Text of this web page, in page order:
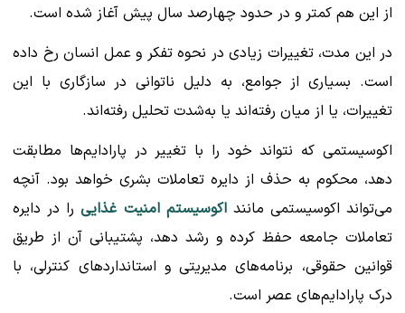
از این هم کمتر و در حدود چهارصد سال پیش آغاز شده است.
در این مدت، تغییرات زیادی در نحوه تفکر و عمل انسان رخ داده
است. بسیاری از جوامع، به دلیل ناتوانی در سازگاری با این
تغییرات، یا از میان رفته‌اند یا به‌شدت تحلیل رفته‌اند.
اکوسیستمی که نتواند خود را با تغییر در پارادایم‌ها مطابقت
دهد، محکوم به حذف از دایره تعاملات بشری خواهد بود. آنچه
می‌تواند اکوسیستمی ماننداکوسیستم امنیت غذاییرا در دایره
تعاملات جامعه حفظ کرده و رشد دهد، پشتیبانی آن از طریق
قوانین حقوقی، برنامه‌های مدیریتی و استانداردهای کنترلی، با
درک پارادایم‌های عصر است.